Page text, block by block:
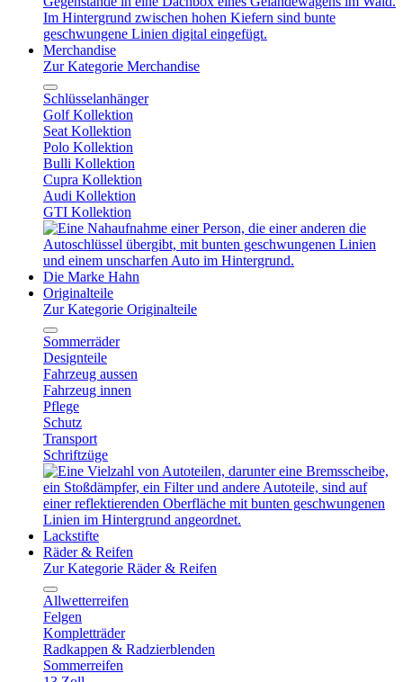
Merchandise
Zur Kategorie Merchandise
Schlüsselanhänger
Golf Kollektion
Seat Kollektion
Polo Kollektion
Bulli Kollektion
Cupra Kollektion
Audi Kollektion
GTI Kollektion
Die Marke Hahn
Originalteile
Zur Kategorie Originalteile
Sommerräder
Designteile
Fahrzeug aussen
Fahrzeug innen
Pflege
Schutz
Transport
Schriftzüge
Lackstifte
Räder & Reifen
Zur Kategorie Räder & Reifen
Allwetterreifen
Felgen
Kompletträder
Radkappen & Radzierblenden
Sommerreifen